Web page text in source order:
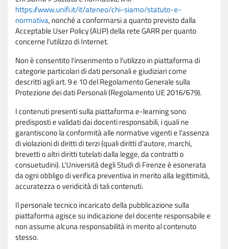
https://www.unifi.it/it/ateneo/chi-siamo/statuto-e-
normativa, nonché a conformarsi a quanto previsto dalla
Acceptable User Policy (AUP) della rete GARR per quanto
concerne l'utilizzo di Internet.
Non è consentito l'inserimento o l'utilizzo in piattaforma di
categorie particolari di dati personali e giudiziari come
descritti agli art. 9 e 10 del Regolamento Generale sulla
Protezione dei dati Personali (Regolamento UE 2016/679).
I contenuti presenti sulla piattaforma e-learning sono
predisposti e validati dai docenti responsabili, i quali ne
garantiscono la conformità alle normative vigenti e l'assenza
di violazioni di diritti di terzi (quali diritti d'autore, marchi,
brevetti o altri diritti tutelati dalla legge, da contratti o
consuetudini). L'Università degli Studi di Firenze è esonerata
da ogni obbligo di verifica preventiva in merito alla legittimità,
accuratezza o veridicità di tali contenuti.
Il personale tecnico incaricato della pubblicazione sulla
piattaforma agisce su indicazione del docente responsabile e
non assume alcuna responsabilità in merito al contenuto
stesso.